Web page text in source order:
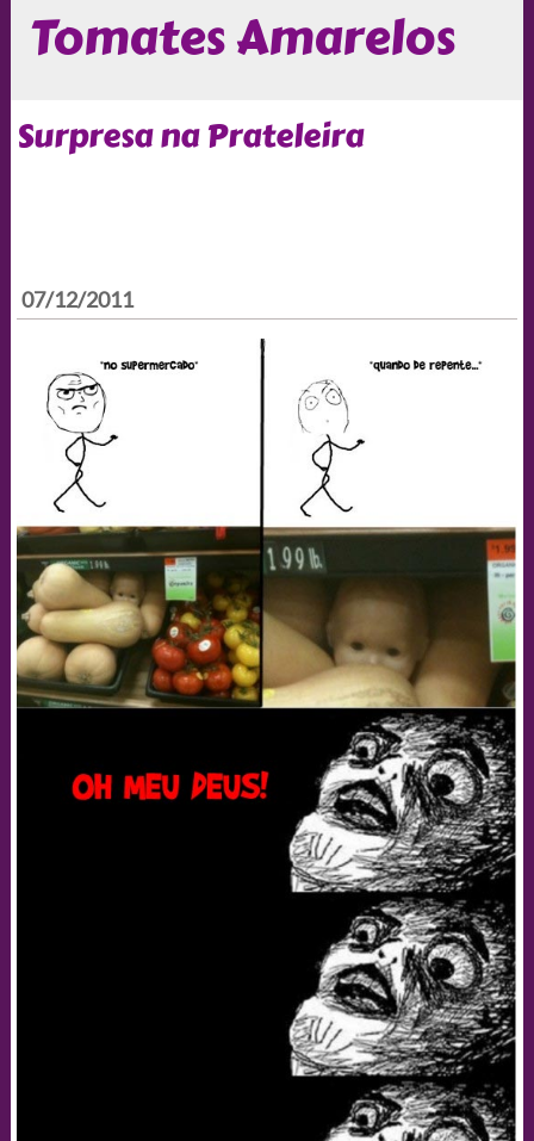
Tomates Amarelos
Surpresa na Prateleira
07/12/2011